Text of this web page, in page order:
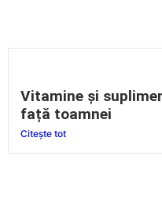
Vitamine și
față toamnei
Citește tot